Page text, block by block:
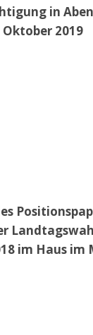
Oktober 2019
im Haus im